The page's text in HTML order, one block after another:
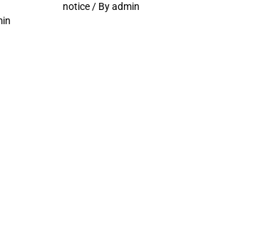
notice/ Byadmin